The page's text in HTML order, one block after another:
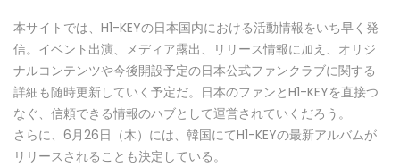
本サイトでは、H1-KEYの日本国内における活動情報をいち早く発
信。イベント出演、メディア露出、リリース情報に加え、オリジ
ナルコンテンツや今後開設予定の日本公式ファンクラブに関する
詳細も随時更新していく予定だ。日本のファンとH1-KEYを直接つ
なぐ、信頼できる情報のハブとして運営されていくだろう。
さらに、6月26日（木）には、韓国にてH1-KEYの最新アルバムが
リリースされることも決定している。